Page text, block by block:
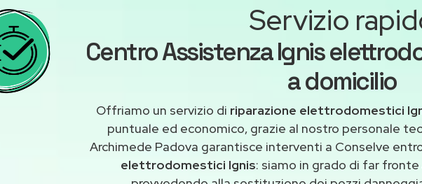
Servizio
Centro Assistenza Ignis
a domicilio
Offriamo un servizio di riparazione elettrodomestici
puntuale ed economico, grazie al nostro personale
Archimede Padova garantisce interventi a Conselve
elettrodomestici Ignis: siamo in grado di far